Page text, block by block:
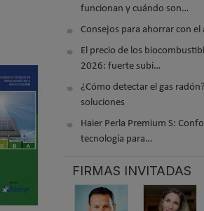
funcionan y cuándo son…
Consejos para ahorrar con el
El precio de los
2026: fuerte subi…
¿Cómo detectar el gas
soluciones
Haier Perla Premium S:
tecnología para…
FIRMAS INVITADAS